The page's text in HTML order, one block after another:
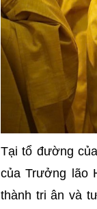
Tại tổ đường
của Trưởng lão
thành tri ân và